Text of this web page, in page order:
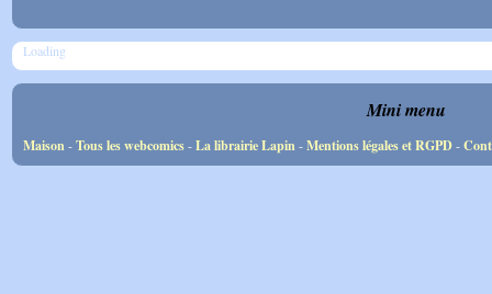
Loading
Mini menu
Maison-Tous les webcomics-La librairie Lapin-Mentions légales et RGPD-